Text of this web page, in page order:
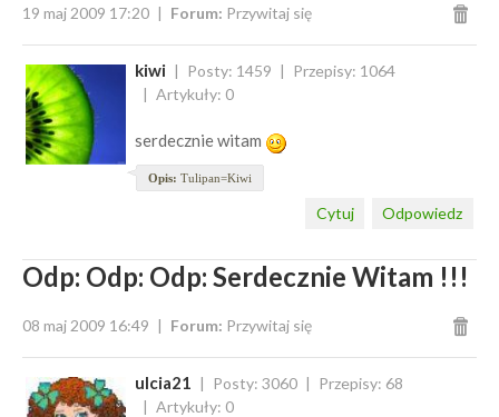
19 maj 2009 17:20 Forum: Przywitaj się
kiwi Posty: 1459
Przepisy: 1064
Artykuły: 0
serdecznie witam
Opis: Tulipan=Kiwi
Odpowiedz
Cytuj
Odp: Odp: Odp: Serdecznie Witam !!!
08 maj 2009 16:49 Forum: Przywitaj się
ulcia21 Posty: 3060
Przepisy: 68
Artykuły: 0